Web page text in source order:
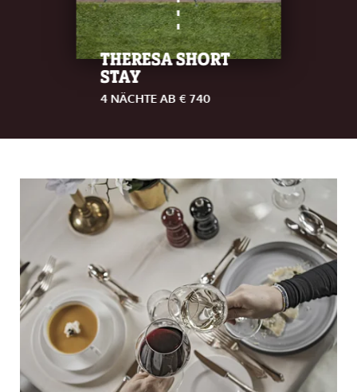
THERESA SHORT
STAY
4 NÄCHTE AB € 740